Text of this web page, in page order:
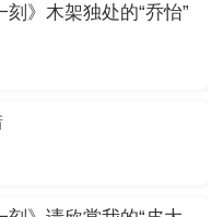
刻》木架独处的“乔怡”